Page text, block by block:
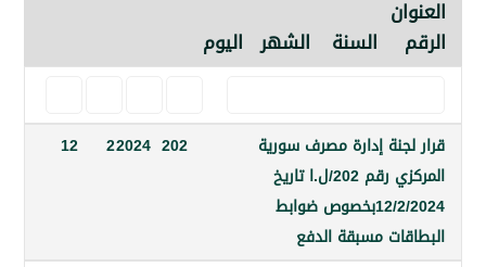
السنة
الشهر اليوم
إدارة مصرف سورية
المركزي رقم 202/ل.ا تاريخ
12/2/2024بخصوص ضوابط
مسبقة الدفع
202
12